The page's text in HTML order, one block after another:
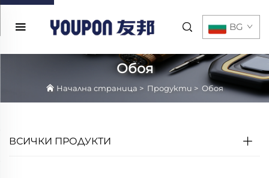
BG
Обоя
Начална страница > Продукти > Обоя
ВСИЧКИ ПРОДУКТИ